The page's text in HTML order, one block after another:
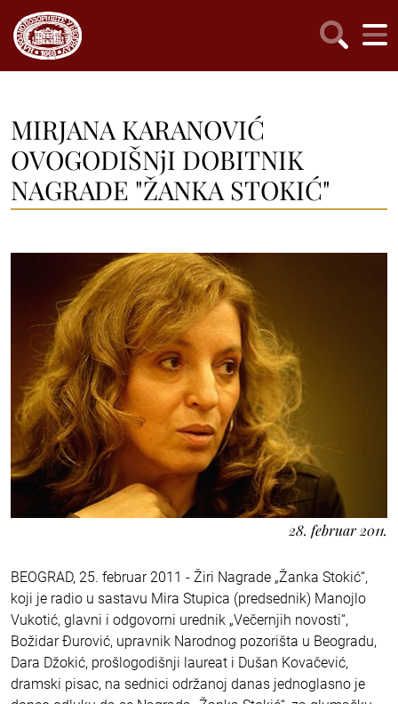
MIRJANA KARANOVIĆ
OVOGODIŠNjI DOBITNIK
NAGRADE "ŽANKA STOKIĆ"
28. februar 2011.
BEOGRAD, 25. februar 2011 - Žiri Nagrade „Žanka Stokić“,
koji je radio u sastavu Mira Stupica (predsednik) Manojlo
Vukotić, glavni i odgovorni urednik „Večernjih novosti“,
Božidar Đurović, upravnik Narodnog pozorišta u Beogradu,
Dara Džokić, prošlogodišnji laureat i Dušan Kovačević,
dramski pisac, na sednici održanoj danas jednoglasno je